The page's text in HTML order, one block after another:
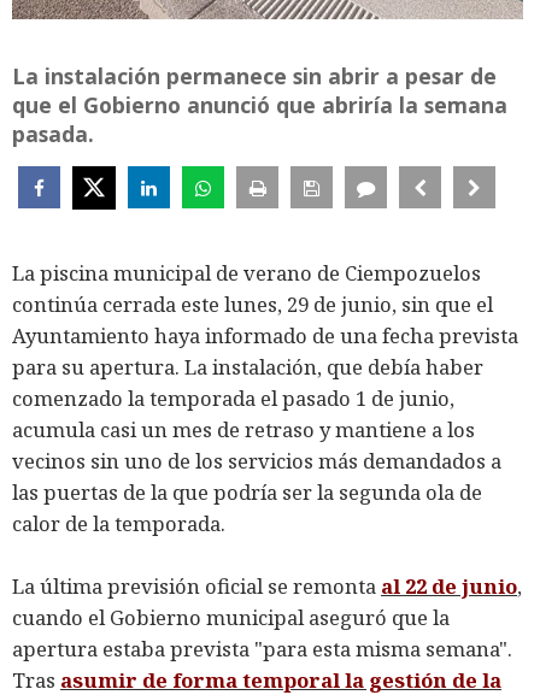
La instalación permanece sin abrir a pesar de
que el Gobierno anunció que abriría la semana
pasada.
La piscina municipal de verano de Ciempozuelos
continúa cerrada este lunes, 29 de junio, sin que el
Ayuntamiento haya informado de una fecha prevista
para su apertura. La instalación, que debía haber
comenzado la temporada el pasado 1 de junio,
acumula casi un mes de retraso y mantiene a los
vecinos sin uno de los servicios más demandados a
las puertas de la que podría ser la segunda ola de
calor de la temporada.
La última previsión oficial se remonta al 22 de junio,
cuando el Gobierno municipal aseguró que la
apertura estaba prevista "para esta misma semana".
Tras asumir de forma temporal la gestión de la